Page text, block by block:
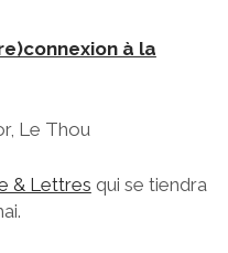
à la
Le Thou
& Lettres qui se tiendra